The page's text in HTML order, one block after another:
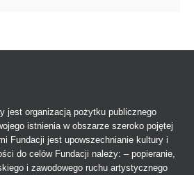
jest organizacją pożytku publicznego
istnienia w obszarze szeroko pojętej
Fundacji jest upowszechnianie kultury i
do celów Fundacji należy: – popieranie,
i zawodowego ruchu artystycznego